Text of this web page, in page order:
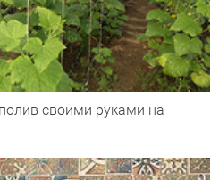
своими руками на